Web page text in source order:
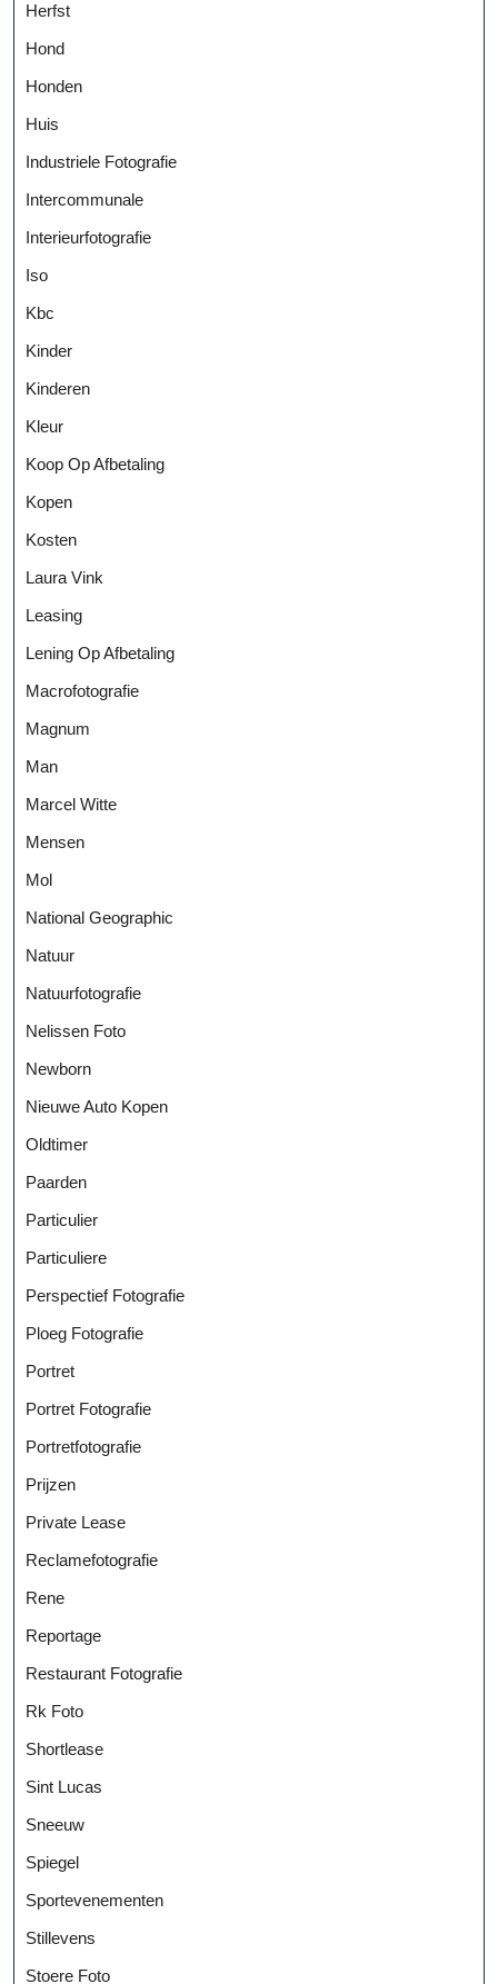
Herfst
Hond
Honden
Huis
Industriele Fotografie
Intercommunale
Interieurfotografie
Iso
Kbc
Kinder
Kinderen
Kleur
Koop Op Afbetaling
Kopen
Kosten
Laura Vink
Leasing
Lening Op Afbetaling
Macrofotografie
Magnum
Man
Marcel Witte
Mensen
Mol
National Geographic
Natuur
Natuurfotografie
Nelissen Foto
Newborn
Nieuwe Auto Kopen
Oldtimer
Paarden
Particulier
Particuliere
Perspectief Fotografie
Ploeg Fotografie
Portret
Portret Fotografie
Portretfotografie
Prijzen
Private Lease
Reclamefotografie
Rene
Reportage
Restaurant Fotografie
Rk Foto
Shortlease
Sint Lucas
Sneeuw
Spiegel
Sportevenementen
Stillevens
Stoere Foto